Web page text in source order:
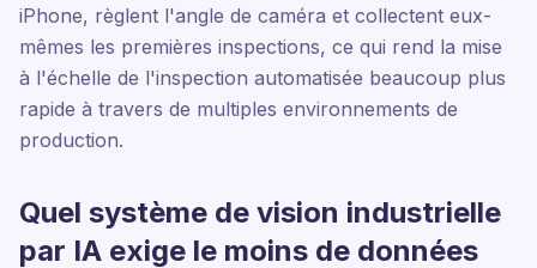
iPhone, règlent l'angle de caméra et collectent eux-
mêmes les premières inspections, ce qui rend la mise
à l'échelle de l'inspection automatisée beaucoup plus
rapide à travers de multiples environnements de
production.
Quel système de vision industrielle
par IA exige le moins de données